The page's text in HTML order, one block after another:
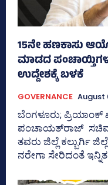
15ನೇ ಹಣಕಾಸು
ಮಾಡದ
ಉದ್ದೇಶಕ್ಕೆ ಬಳಕೆ
GOVERNANCE August
ಬೆಂಗಳೂರು; ಪ್ರಿಯಾಂಕ್‌
ಪಂಚಾಯತ್‌ರಾಜ್‌
ತವರು ಜಿಲ್ಲೆ ಕಲ್ಬುರ್ಗಿ
ನರೇಗಾ ಸೇರಿದಂತೆ